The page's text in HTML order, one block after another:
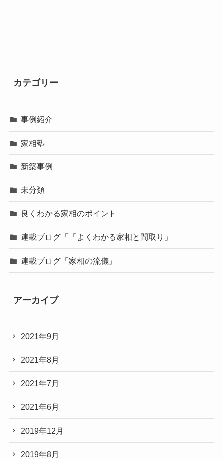
カテゴリー
事例紹介
家相塾
新築事例
未分類
良くわかる家相のポイント
連載ブログ「「よくわかる家相と間取り」
連載ブログ「家相の流儀」
アーカイブ
2021年9月
2021年8月
2021年7月
2021年6月
2019年12月
2019年8月